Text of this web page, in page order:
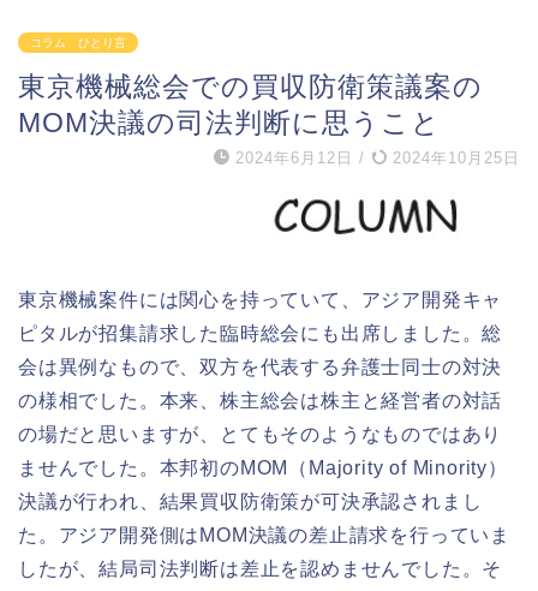
コラム ひとり言
東京機械総会での買収防衛策議案の
MOM決議の司法判断に思うこと
2024年6月12日 / 2024年10月25日
東京機械案件には関心を持っていて、アジア開発キャ
ピタルが招集請求した臨時総会にも出席しました。総
会は異例なもので、双方を代表する弁護士同士の対決
の様相でした。本来、株主総会は株主と経営者の対話
の場だと思いますが、とてもそのようなものではあり
ませんでした。本邦初のMOM（Majority of Minority）
決議が行われ、結果買収防衛策が可決承認されまし
た。アジア開発側はMOM決議の差止請求を行っていま
したが、結局司法判断は差止を認めませんでした。そ